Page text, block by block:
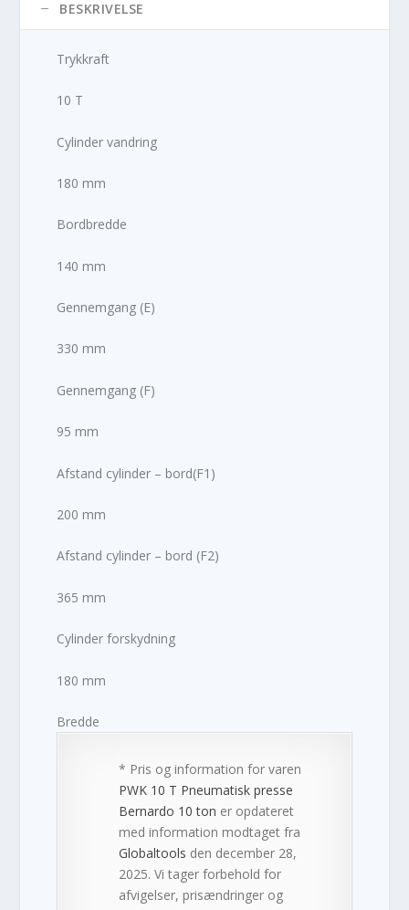
BESKRIVELSE
Trykkraft
10 T
Cylinder vandring
180 mm
Bordbredde
140 mm
Gennemgang (E)
330 mm
Gennemgang (F)
95 mm
Afstand cylinder – bord(F1)
200 mm
Afstand cylinder – bord (F2)
365 mm
Cylinder forskydning
180 mm
Bredde
* Pris og information for varen
PWK 10 T Pneumatisk presse
Bernardo 10 ton er opdateret
med information modtaget fra
Globaltools den december 28,
2025. Vi tager forbehold for
afvigelser, prisændringer og